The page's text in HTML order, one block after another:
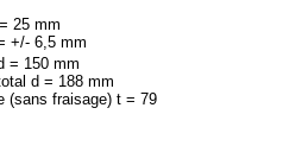
25 mm
+/- 6,5 mm
= 150 mm
d = 188 mm
(sans fraisage) t = 79